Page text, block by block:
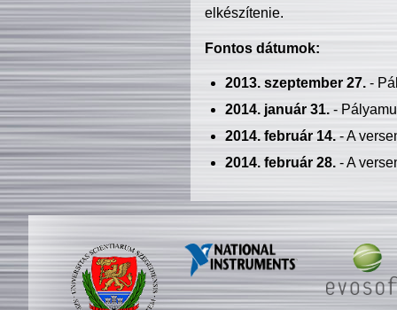
elkészítenie.
Fontos dátumok:
2013. szeptember 27.-
2014. január 31.-
2014. február 14.- A
2014. február 28.- A